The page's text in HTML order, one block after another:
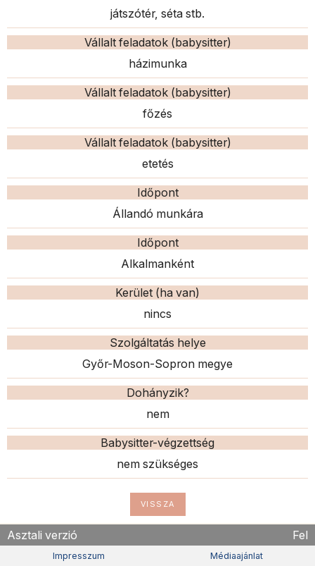
játszótér, séta stb.
Vállalt feladatok (babysitter)
házimunka
Vállalt feladatok (babysitter)
főzés
Vállalt feladatok (babysitter)
etetés
Időpont
Állandó munkára
Időpont
Alkalmanként
Kerület (ha van)
nincs
Szolgáltatás helye
Győr-Moson-Sopron megye
Dohányzik?
nem
Babysitter-végzettség
nem szükséges
VISSZA
Asztali verzió Fel
Impresszum Médiaajánlat